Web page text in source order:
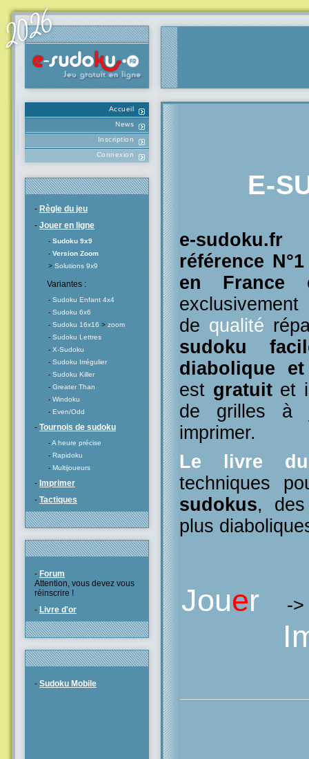
Accueil
News
Inscription
Connexion
- Règle du jeu
- Jouer en ligne
- Sudoku 9x9
- Version Zoom
> Solutions 9x9
Variantes :
- Sudoku Enfant 4x4
- Sudoku 6x6
- Sudoku 16x16 > zoom
- Sudoku Lettres
- X-Sudoku
- Sudoku Irrégulier
- Sudoku Killer
- Greater Than
- Windoku
- Even/Odd
- Tournois de sudoku
-A heure précise
- Rapidoku
- Multijoueurs
- Imprimer
- Tactiques
- Forum
Attention, vous devez vous
réinscrire !
- Livre d'or
- Sudoku Mobile
E-
e-
référence
en France
de qualité
sudoku
diabolique
est gratuitet
de grilles à
imprimer.
Le livre du
techniques
sudokus,
plus
Jouer -